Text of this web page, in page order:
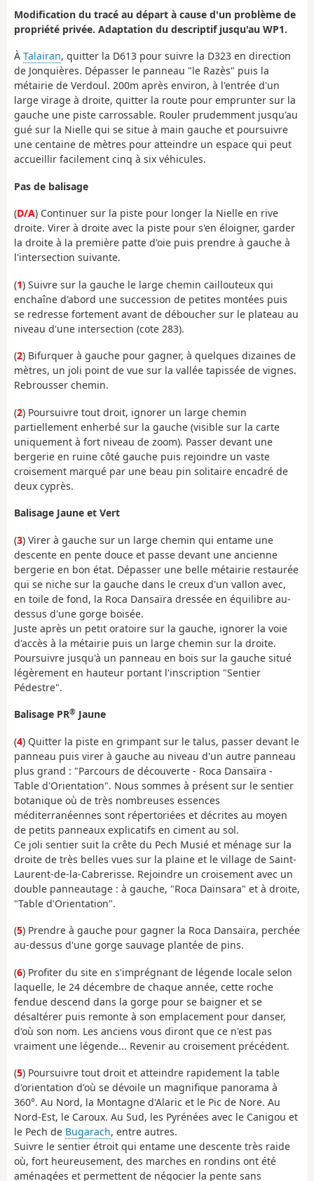
Modification du tracé au départ à cause d'un problème de
propriété privée. Adaptation du descriptif jusqu'au WP1.
À Talairan, quitter la D613 pour suivre la D323 en direction
de Jonquières. Dépasser le panneau "le Razès" puis la
métairie de Verdoul. 200m après environ, à l'entrée d'un
large virage à droite, quitter la route pour emprunter sur la
gauche une piste carrossable. Rouler prudemment jusqu'au
gué sur la Nielle qui se situe à main gauche et poursuivre
une centaine de mètres pour atteindre un espace qui peut
accueillir facilement cinq à six véhicules.
Pas de balisage
(D/A) Continuer sur la piste pour longer la Nielle en rive
droite. Virer à droite avec la piste pour s'en éloigner, garder
la droite à la première patte d'oie puis prendre à gauche à
l'intersection suivante.
(1) Suivre sur la gauche le large chemin caillouteux qui
enchaîne d'abord une succession de petites montées puis
se redresse fortement avant de déboucher sur le plateau au
niveau d'une intersection (cote 283).
(2) Bifurquer à gauche pour gagner, à quelques dizaines de
mètres, un joli point de vue sur la vallée tapissée de vignes.
Rebrousser chemin.
(2) Poursuivre tout droit, ignorer un large chemin
partiellement enherbé sur la gauche (visible sur la carte
uniquement à fort niveau de zoom). Passer devant une
bergerie en ruine côté gauche puis rejoindre un vaste
croisement marqué par une beau pin solitaire encadré de
deux cyprès.
Balisage Jaune et Vert
(3) Virer à gauche sur un large chemin qui entame une
descente en pente douce et passe devant une ancienne
bergerie en bon état. Dépasser une belle métairie restaurée
qui se niche sur la gauche dans le creux d'un vallon avec,
en toile de fond, la Roca Dansaïra dressée en équilibre au-
dessus d'une gorge boisée.
Juste après un petit oratoire sur la gauche, ignorer la voie
d'accès à la métairie puis un large chemin sur la droite.
Poursuivre jusqu'à un panneau en bois sur la gauche situé
légèrement en hauteur portant l'inscription "Sentier
Pédestre".
Balisage PR® Jaune
(4) Quitter la piste en grimpant sur le talus, passer devant le
panneau puis virer à gauche au niveau d'un autre panneau
plus grand : "Parcours de découverte - Roca Dansaïra -
Table d'Orientation". Nous sommes à présent sur le sentier
botanique où de très nombreuses essences
méditerranéennes sont répertoriées et décrites au moyen
de petits panneaux explicatifs en ciment au sol.
Ce joli sentier suit la crête du Pech Musié et ménage sur la
droite de très belles vues sur la plaine et le village de Saint-
Laurent-de-la-Cabrerisse. Rejoindre un croisement avec un
double panneautage : à gauche, "Roca Daïnsara" et à droite,
"Table d'Orientation".
(5) Prendre à gauche pour gagner la Roca Dansaïra, perchée
au-dessus d'une gorge sauvage plantée de pins.
(6) Profiter du site en s'imprégnant de légende locale selon
laquelle, le 24 décembre de chaque année, cette roche
fendue descend dans la gorge pour se baigner et se
désaltérer puis remonte à son emplacement pour danser,
d'où son nom. Les anciens vous diront que ce n'est pas
vraiment une légende... Revenir au croisement précédent.
(5) Poursuivre tout droit et atteindre rapidement la table
d'orientation d'où se dévoile un magnifique panorama à
360°. Au Nord, la Montagne d'Alaric et le Pic de Nore. Au
Nord-Est, le Caroux. Au Sud, les Pyrénées avec le Canigou et
le Pech de Bugarach, entre autres.
Suivre le sentier étroit qui entame une descente très raide
où, fort heureusement, des marches en rondins ont été
aménagées et permettent de négocier la pente sans